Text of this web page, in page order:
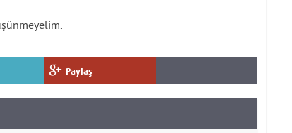
Paylaş